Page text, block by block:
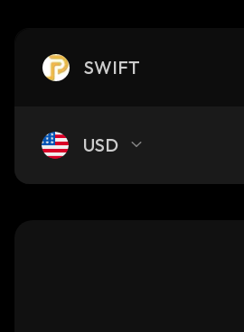
SWIFT
USD